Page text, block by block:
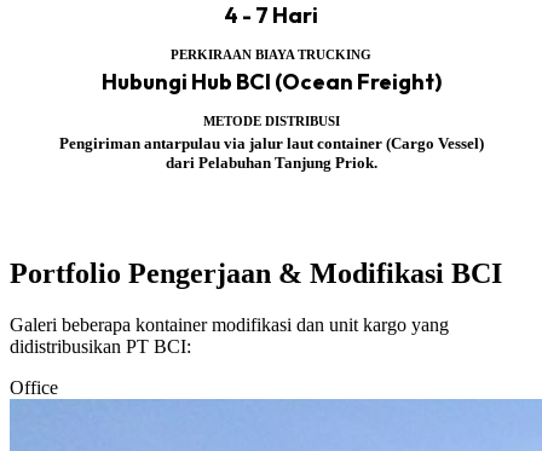
4 - 7 Hari
PERKIRAAN BIAYA TRUCKING
Hubungi Hub BCI (Ocean Freight)
METODE DISTRIBUSI
Pengiriman antarpulau via jalur laut container (Cargo Vessel)
dari Pelabuhan Tanjung Priok.
Portfolio Pengerjaan & Modifikasi BCI
Galeri beberapa kontainer modifikasi dan unit kargo yang
didistribusikan PT BCI:
Office